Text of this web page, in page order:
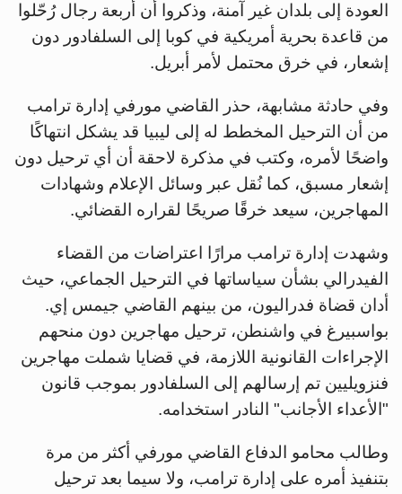
العودة إلى بلدان غير آمنة، وذكروا أن أربعة رجال رُحّلوا
من قاعدة بحرية أمريكية في كوبا إلى السلفادور دون
إشعار، في خرق محتمل لأمر أبريل.
وفي حادثة مشابهة، حذر القاضي مورفي إدارة ترامب
من أن الترحيل المخطط له إلى ليبيا قد يشكل انتهاكًا
واضحًا لأمره، وكتب في مذكرة لاحقة أن أي ترحيل دون
إشعار مسبق، كما نُقل عبر وسائل الإعلام وشهادات
المهاجرين، سيعد خرقًا صريحًا لقراره القضائي.
وشهدت إدارة ترامب مرارًا اعتراضات من القضاء
الفيدرالي بشأن سياساتها في الترحيل الجماعي، حيث
أدان قضاة فدراليون، من بينهم القاضي جيمس إي.
بواسبيرغ في واشنطن، ترحيل مهاجرين دون منحهم
الإجراءات القانونية اللازمة، في قضايا شملت مهاجرين
فنزويليين تم إرسالهم إلى السلفادور بموجب قانون
"الأعداء الأجانب" النادر استخدامه.
وطالب محامو الدفاع القاضي مورفي أكثر من مرة
بتنفيذ أمره على إدارة ترامب، ولا سيما بعد ترحيل